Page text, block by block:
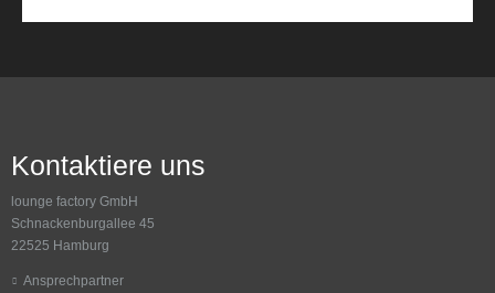
Kontaktiere uns
lounge factory GmbH
Schnackenburgallee 45
22525 Hamburg
Ansprechpartner